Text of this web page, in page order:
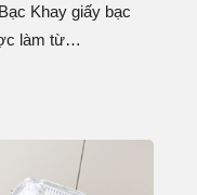
Khay giấy bạc
làm từ…